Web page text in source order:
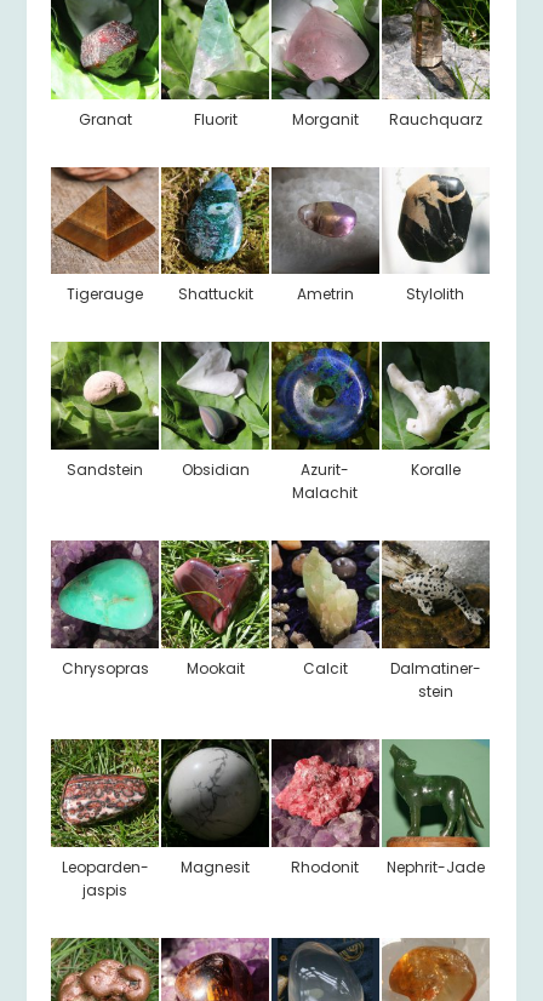
Granat Fluorit Morganit Rauchquarz
Tigerauge Shattuckit Ametrin Stylolith
Sandstein Obsidian
Azurit-
Malachit
Koralle
Chrysopras Mookait Calcit
Dalmatiner-
stein
Leoparden-
jaspis
Magnesit Rhodonit Nephrit-Jade